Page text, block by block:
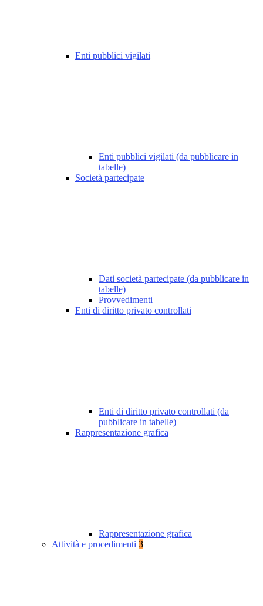
Enti pubblici vigilati
Enti pubblici vigilati (da pubblicare in
tabelle)
Società partecipate
Dati società partecipate (da pubblicare in
tabelle)
Provvedimenti
Enti di diritto privato controllati
Enti di diritto privato controllati (da
pubblicare in tabelle)
Rappresentazione grafica
Rappresentazione grafica
Attività e procedimenti 3